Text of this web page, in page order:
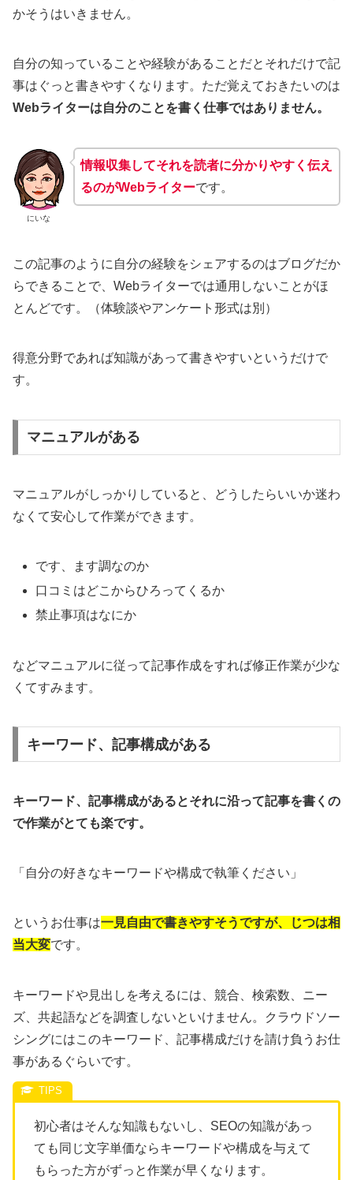
かそうはいきません。
自分の知っていることや経験があることだとそれだけで記
事はぐっと書きやすくなります。ただ覚えておきたいのは
Webライターは自分のことを書く仕事ではありません。
にいな
情報収集してそれを読者に分かりやすく伝え
るのがWebライターです。
この記事のように自分の経験をシェアするのはブログだか
らできることで、Webライターでは通用しないことがほ
とんどです。（体験談やアンケート形式は別）
得意分野であれば知識があって書きやすいというだけで
す。
マニュアルがある
マニュアルがしっかりしていると、どうしたらいいか迷わ
なくて安心して作業ができます。
です、ます調なのか
口コミはどこからひろってくるか
禁止事項はなにか
などマニュアルに従って記事作成をすれば修正作業が少な
くてすみます。
キーワード、記事構成がある
キーワード、記事構成があるとそれに沿って記事を書くの
で作業がとても楽です。
「自分の好きなキーワードや構成で執筆ください」
というお仕事は一見自由で書きやすそうですが、じつは相
当大変です。
キーワードや見出しを考えるには、競合、検索数、ニー
ズ、共起語などを調査しないといけません。クラウドソー
シングにはこのキーワード、記事構成だけを請け負うお仕
事があるぐらいです。
初心者はそんな知識もないし、SEOの知識があっ
ても同じ文字単価ならキーワードや構成を与えて
もらった方がずっと作業が早くなります。